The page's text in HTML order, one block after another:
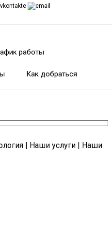
работы
Как добраться
| Наши услуги | Наши